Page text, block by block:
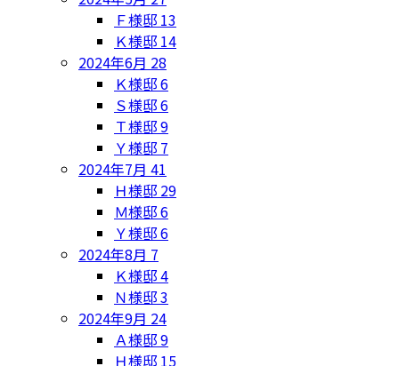
Ｆ様邸 13
Ｋ様邸 14
2024年6月 28
Ｋ様邸6
Ｓ様邸6
Ｔ様邸9
Ｙ様邸 7
2024年7月 41
Ｈ様邸 29
Ｍ様邸6
Ｙ様邸6
2024年8月 7
Ｋ様邸4
Ｎ様邸3
2024年9月 24
Ａ様邸9
Ｈ様邸 15